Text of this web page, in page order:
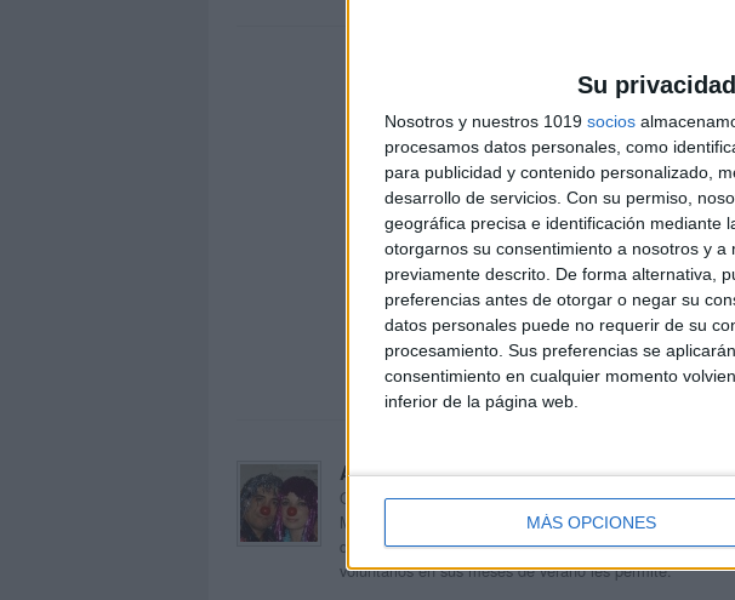
Su
Nosotros y nuestros 1019 socios
procesamos datos personales, como
para publicidad y contenido personalizado,
desarrollo de servicios. Con su permiso,
geográfica precisa e identificación mediante
otorgarnos su consentimiento a nosotros y
previamente descrito. De forma alternativa,
preferencias antes de otorgar o negar su
datos personales puede no requerir de su
procesamiento. Sus preferencias se
consentimiento en cualquier momento
inferior de la página web.
MÁS OPCIONES
Acerca de orientacionandujar
Orientación Andújar no es solo un blog, es la apuesta
Maribel, que además de ser pareja, son los encargados
dentro del blog y en el cual, vuelcan la mayor parte del
voluntarios en sus meses de verano les permite.